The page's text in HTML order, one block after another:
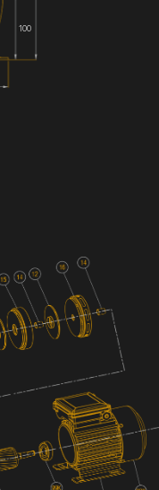
100